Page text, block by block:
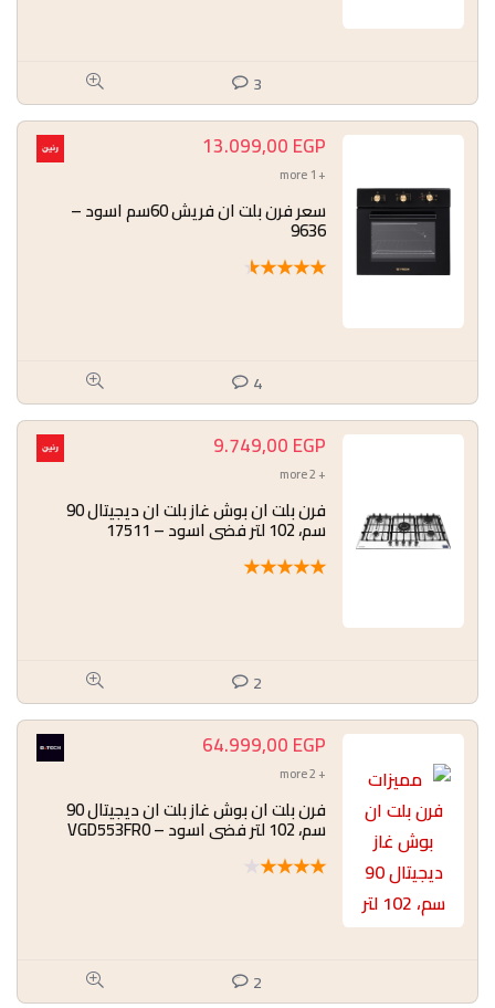
3
13.099,00EGP
+ 1 more
سعر فرن بلت ان فريش 60سم اسود –
9636
★
★
★
★
★
4
9.749,00EGP
+ 2 more
فرن بلت ان بوش غاز بلت ان ديجيتال 90
سم، 102 لتر فضي اسود – 17511
★
★
★
★
★
2
64.999,00EGP
+ 2 more
فرن بلت ان بوش غاز بلت ان ديجيتال 90
سم، 102 لتر فضي اسود – VGD553FR0
★
★
★
★
2